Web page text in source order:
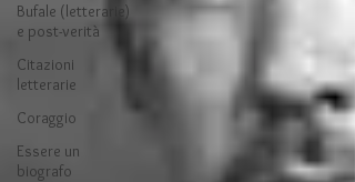
Bufale (letterarie)
e post-verità
Citazioni
letterarie
Coraggio
Essere un
biografo